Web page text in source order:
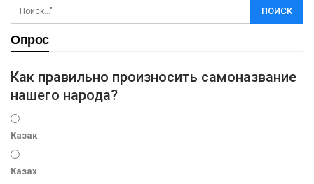
Опрос
Как правильно произносить самоназвание
нашего народа?
Казак
Казах